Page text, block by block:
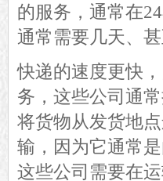
的服务，通常在
通常需要几天、甚
快递的速度更快
务，这些公司通
将货物从发货地
输，因为它通常
这些公司需要在